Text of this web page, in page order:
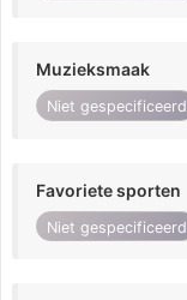
Muzieksmaak
Niet gespecificeerd
Favoriete sporten
Niet gespecificeerd